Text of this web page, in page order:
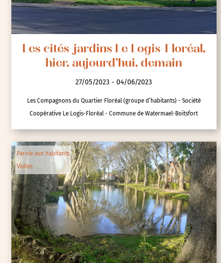
Les cités-jardins Le Logis-Floréal,
hier, aujourd’hui, demain
27/05/2023 - 04/06/2023
Les Compagnons du Quartier Floréal (groupe d’habitants) - Société
Coopérative Le Logis-Floréal - Commune de Watermael-Boitsfort
Parole aux habitants
Visites